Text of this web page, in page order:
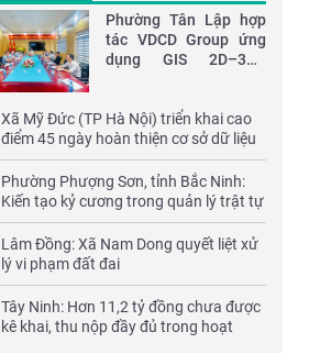
Phường Tân Lập hợp
tác VDCD Group ứng
dụng GIS 2D–3D–
Xã Mỹ Đức (TP Hà Nội) triển khai cao
điểm 45 ngày hoàn thiện cơ sở dữ liệu
đất đai và 100 ngày chuyển đổi số
Phường Phượng Sơn, tỉnh Bắc Ninh:
Kiến tạo kỷ cương trong quản lý trật tự
xây dựng, tài nguyên và môi trường
Lâm Đồng: Xã Nam Dong quyết liệt xử
lý vi phạm đất đai
Tây Ninh: Hơn 11,2 tỷ đồng chưa được
kê khai, thu nộp đầy đủ trong hoạt